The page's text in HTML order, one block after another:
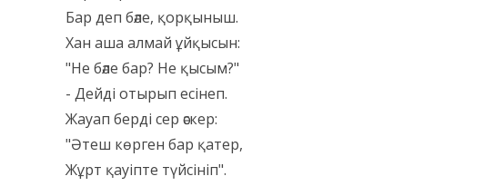
Бар деп бәле, қорқыныш.
Хан аша алмай ұйқысын:
"Не бәле бар? Не қысым?"
- Дейді отырып есінеп.
Жауап берді сер әскер:
"Әтеш көрген бар қатер,
Жұрт қауіпте түйсініп".